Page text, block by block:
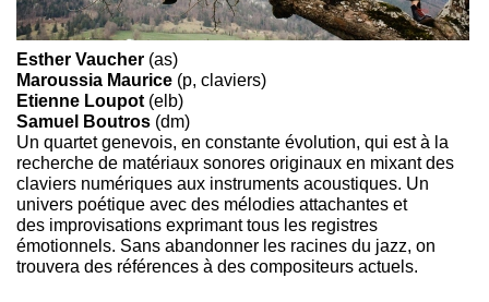
Esther Vaucher (as)
Maroussia Maurice (p, claviers)
Etienne Loupot (elb)
Samuel Boutros (dm)
Un quartet genevois, en constante évolution, qui est à la
recherche de matériaux sonores originaux en mixant des
claviers numériques aux instruments acoustiques. Un
univers poétique avec des mélodies attachantes et
des improvisations exprimant tous les registres
émotionnels. Sans abandonner les racines du jazz, on
trouvera des références à des compositeurs actuels.